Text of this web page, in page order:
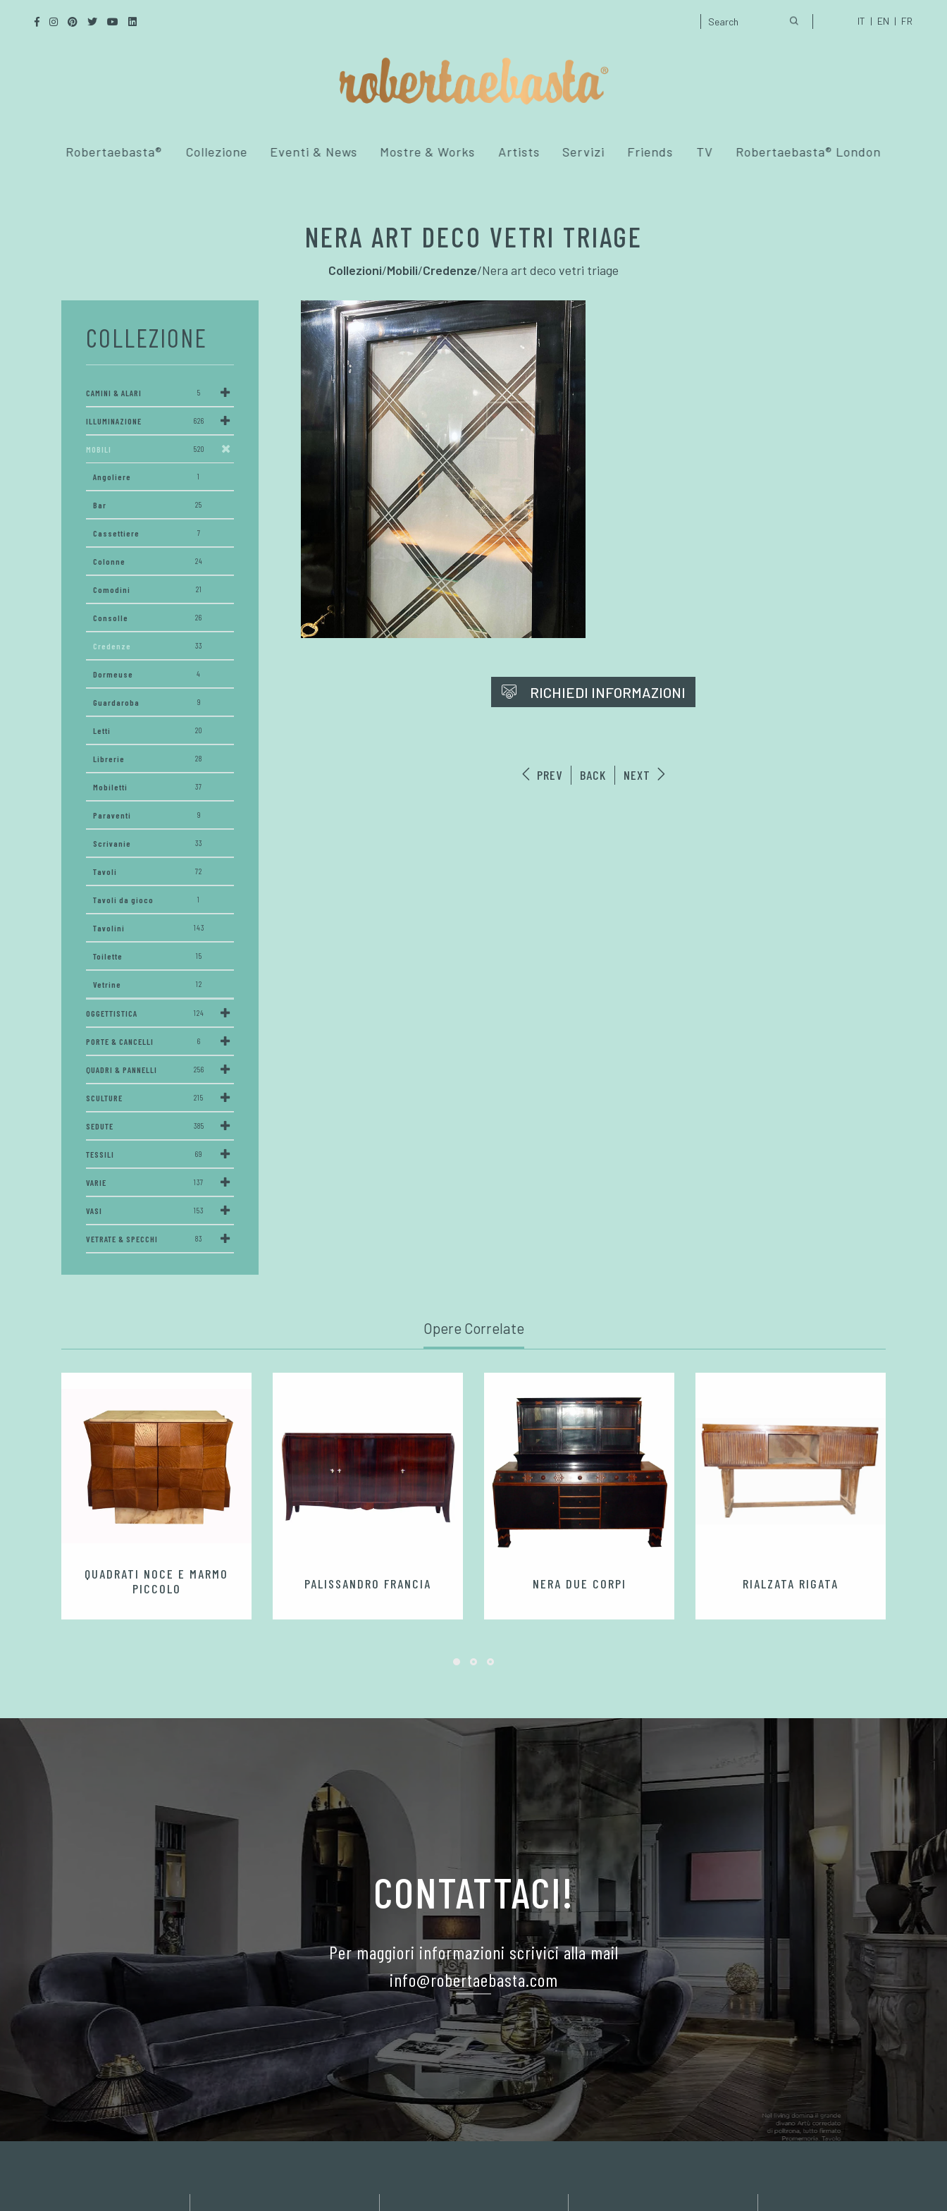
IT EN FR
Robertaebasta® Collezione Eventi & News Mostre & Works Artists Servizi Friends TV Robertaebasta® London
NERA ART DECO VETRI TRIAGE
Collezioni/Mobili/Credenze/Nera art deco vetri triage
RICHIEDI INFORMAZIONI
PREV BACK NEXT
COLLEZIONE
CAMINI & ALARI 5
ILLUMINAZIONE 626
MOBILI 520
Angoliere 1
Bar 25
Cassettiere 7
Colonne 24
Comodini 21
Consolle 26
Credenze 33
Dormeuse 4
Guardaroba 9
Letti 20
Librerie 28
Mobiletti 37
Paraventi 9
Scrivanie 33
Tavoli 72
Tavoli da gioco 1
Tavolini 143
Toilette 15
Vetrine 12
OGGETTISTICA 124
PORTE & CANCELLI 6
QUADRI & PANNELLI 256
SCULTURE 215
SEDUTE 385
TESSILI 69
VARIE 137
VASI 153
VETRATE & SPECCHI 83
Opere Correlate
QUADRATI NOCE E MARMO
PICCOLO
PALISSANDRO FRANCIA NERA DUE CORPI RIALZATA RIGATA
CONTATTACI!
Per maggiori informazioni scrivici alla mail
info@robertaebasta.com